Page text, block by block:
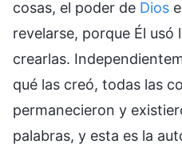
cosas, el poder de Dios
revelarse, porque Él usó
crearlas.
qué las creó, todas las
permanecieron y
palabras, y esta es la